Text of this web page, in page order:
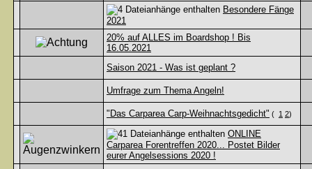
Besondere Fänge
2021
20% auf ALLES im Boardshop ! Bis
16.05.2021
Saison 2021 - Was ist geplant ?
Umfrage zum Thema Angeln!
"Das Carparea Carp-Weihnachtsgedicht" ( 1 2)
ONLINE
Carparea Forentreffen 2020... Postet Bilder
eurer Angelsessions 2020 !